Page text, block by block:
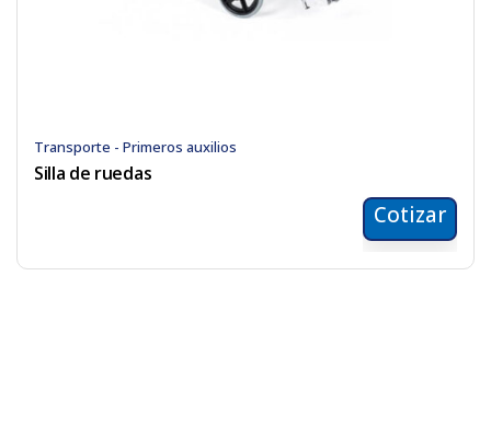
Transporte - Primeros auxilios
Silla de ruedas
Cotizar